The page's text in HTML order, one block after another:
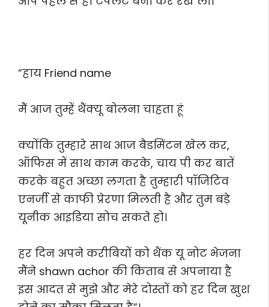
“हाय Friend name
मैं आज तुम्हें थैंक्यू बोलना चाहता हूं
क्योंकि तुम्हारे साथ आज बैडमिंटन खेल कर,
ऑफिस में साथ काम करके, चाय पी कर बातें
करके बहुत अच्छा लगता है तुम्हारी पॉजिटिव
एनर्जी से काफी प्रेरणा मिलती है और तुम बड़े
यूनीक आइडिया सोच सकते हो।
हर दिन अपने करीबियों को थैंक यू नोट भेजना
मैंने shawn achor की किताब से अपनाया है
इस आदत से मुझे और मेरे दोस्तों को हर दिन खुश